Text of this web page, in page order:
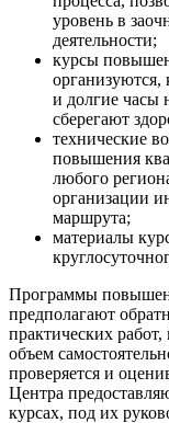
уровень в
деятельности;
курсы
организуются,
и долгие часы
сберегают
технические
повышения
любого
организации
маршрута;
материалы
Программы
предполагают
практических
объем
проверяется и
Центра
курсах, под их